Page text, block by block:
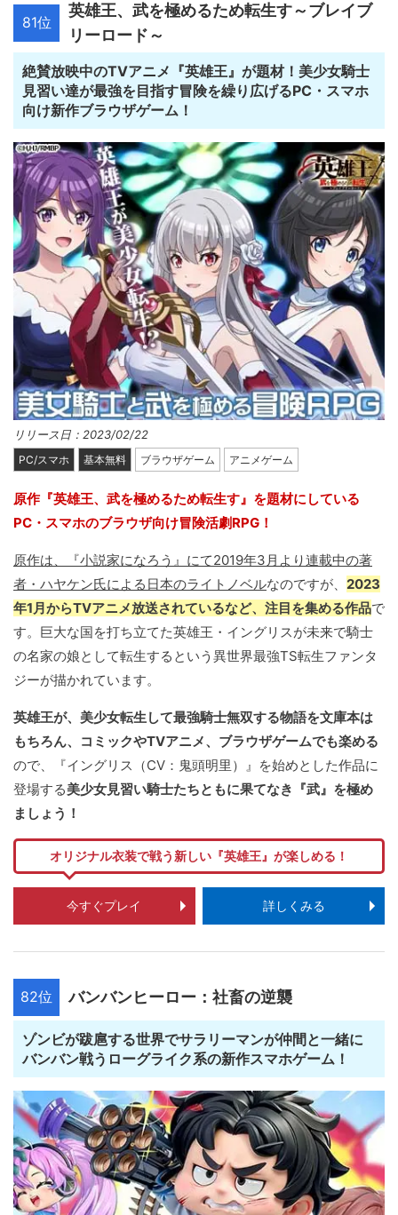
81位
英雄王、武を極めるため転生す～ブレイブ
リーロード～
絶賛放映中のTVアニメ『英雄王』が題材！美少女騎士
見習い達が最強を目指す冒険を繰り広げるPC・スマホ
向け新作ブラウザゲーム！
リリース日：2023/02/22
PC/スマホ 基本無料 ブラウザゲーム アニメゲーム
原作『英雄王、武を極めるため転生す』を題材にしている
PC・スマホのブラウザ向け冒険活劇RPG！
原作は、『小説家になろう』にて2019年3月より連載中の著
者・ハヤケン氏による日本のライトノベルなのですが、 2023
年1月からTVアニメ放送されているなど、注目を集める作品で
す。巨大な国を打ち立てた英雄王・イングリスが未来で騎士
の名家の娘として転生するという異世界最強TS転生ファンタ
ジーが描かれています。
英雄王が、美少女転生して最強騎士無双する物語を文庫本は
もちろん、コミックやTVアニメ、ブラウザゲームでも楽める
ので、『イングリス（CV：鬼頭明里）』を始めとした作品に
登場する美少女見習い騎士たちともに果てなき『武』を極め
ましょう！
オリジナル衣装で戦う新しい『英雄王』が楽しめる！
今すぐプレイ 詳しくみる
82位 バンバンヒーロー：社畜の逆襲
ゾンビが跋扈する世界でサラリーマンが仲間と一緒に
バンバン戦うローグライク系の新作スマホゲーム！